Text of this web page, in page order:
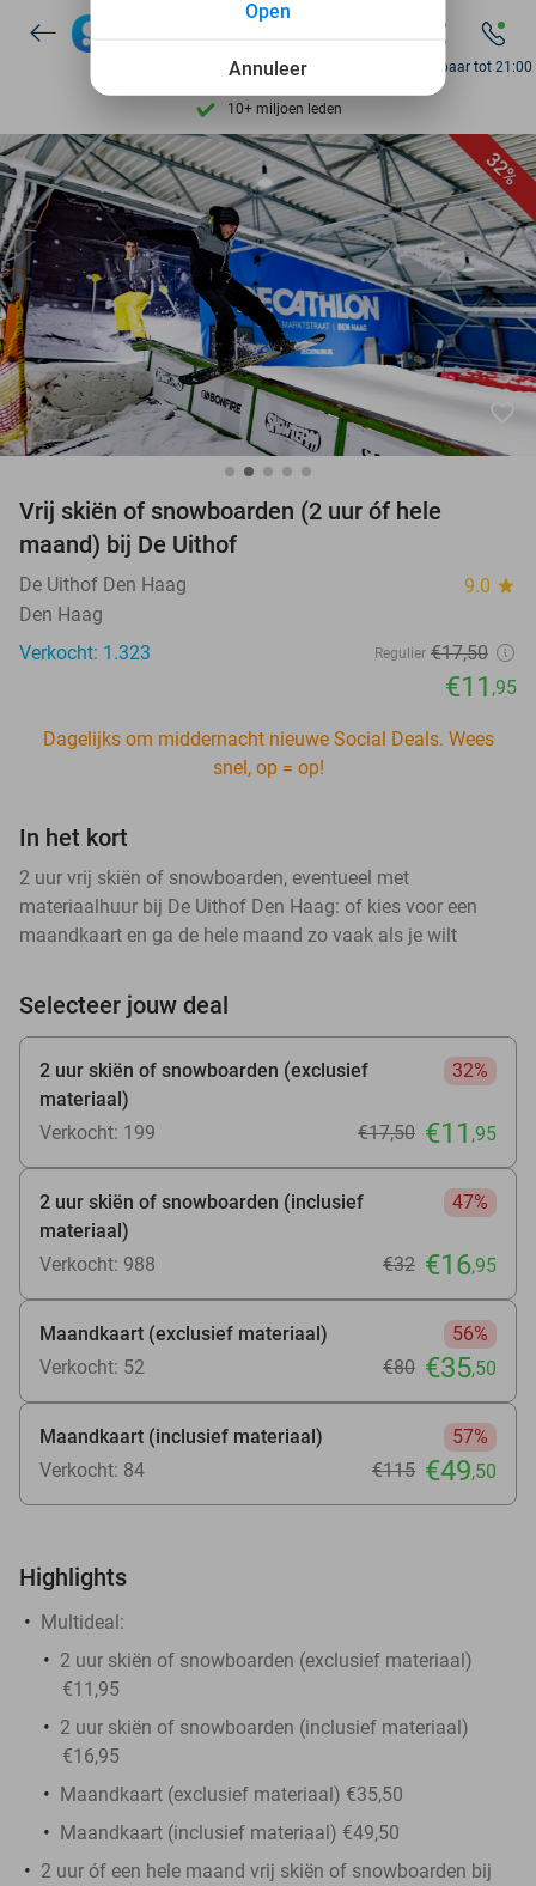
7 dagen per week beschikbaar
10+ miljoen leden
9,4 op basis van
Ontdek 15.000+ deals
7 dagen per week beschikbaar
10+ miljoen leden
Bereikbaar tot 21:00
32%
favorite_border
Vrij skiën of snowboarden (2 uur óf hele
maand) bij De Uithof
De Uithof Den Haag 9.0 star
Den Haag
Verkocht: 1.323
Regulier €17,50
€11 ,95
Dagelijks om middernacht nieuwe Social Deals. Wees
snel, op = op!
In het kort
2 uur vrij skiën of snowboarden, eventueel met
materiaalhuur bij De Uithof Den Haag: of kies voor een
maandkaart en ga de hele maand zo vaak als je wilt
Selecteer jouw deal
2 uur skiën of snowboarden (exclusief
materiaal)
32%
Verkocht: 199 €17,50 €11 ,95
2 uur skiën of snowboarden (inclusief
materiaal)
47%
Verkocht: 988 €32 €16,95
Maandkaart (exclusief materiaal)
56%
Verkocht: 52
€80 €35,50
Maandkaart (inclusief materiaal)
57%
Verkocht: 84
€115 €49,50
Highlights
Multideal:
2 uur skiën of snowboarden (exclusief materiaal)
€11,95
2 uur skiën of snowboarden (inclusief materiaal)
€16,95
Maandkaart (exclusief materiaal) €35,50
Maandkaart (inclusief materiaal) €49,50
2 uur óf een hele maand vrij skiën of snowboarden bij
Annuleer
Open